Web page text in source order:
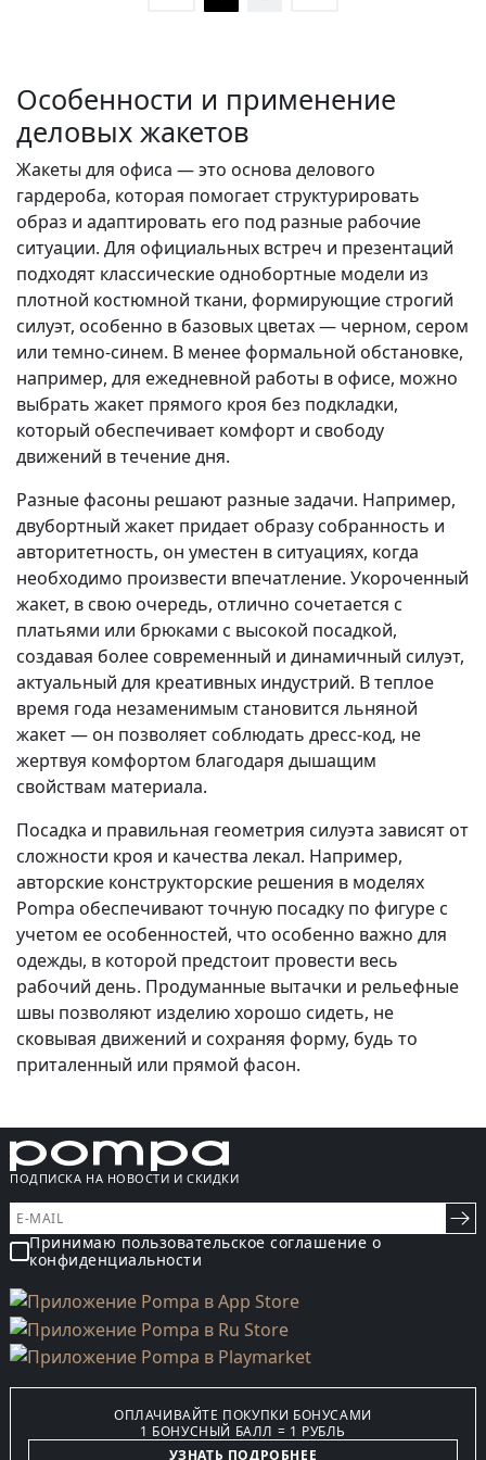
Особенности и применение
деловых жакетов
Жакеты для офиса — это основа делового
гардероба, которая помогает структурировать
образ и адаптировать его под разные рабочие
ситуации. Для официальных встреч и презентаций
подходят классические однобортные модели из
плотной костюмной ткани, формирующие строгий
силуэт, особенно в базовых цветах — черном, сером
или темно-синем. В менее формальной обстановке,
например, для ежедневной работы в офисе, можно
выбрать жакет прямого кроя без подкладки,
который обеспечивает комфорт и свободу
движений в течение дня.
Разные фасоны решают разные задачи. Например,
двубортный жакет придает образу собранность и
авторитетность, он уместен в ситуациях, когда
необходимо произвести впечатление. Укороченный
жакет, в свою очередь, отлично сочетается с
платьями или брюками с высокой посадкой,
создавая более современный и динамичный силуэт,
актуальный для креативных индустрий. В теплое
время года незаменимым становится льняной
жакет — он позволяет соблюдать дресс-код, не
жертвуя комфортом благодаря дышащим
свойствам материала.
Посадка и правильная геометрия силуэта зависят от
сложности кроя и качества лекал. Например,
авторские конструкторские решения в моделях
Pompa обеспечивают точную посадку по фигуре с
учетом ее особенностей, что особенно важно для
одежды, в которой предстоит провести весь
рабочий день. Продуманные вытачки и рельефные
швы позволяют изделию хорошо сидеть, не
сковывая движений и сохраняя форму, будь то
приталенный или прямой фасон.
ПОДПИСКА НА НОВОСТИ И СКИДКИ
Принимаю пользовательское соглашение о
конфиденциальности
ОПЛАЧИВАЙТЕ ПОКУПКИ БОНУСАМИ
1 БОНУСНЫЙ БАЛЛ = 1 РУБЛЬ
УЗНАТЬ ПОДРОБНЕЕ